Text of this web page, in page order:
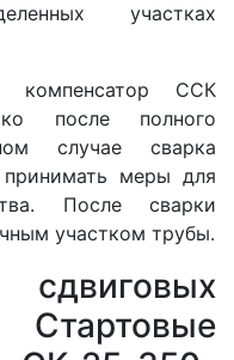
участках
компенсатор ССК
после полного
случае сварка
меры для
После сварки
участком трубы.
Стартовые